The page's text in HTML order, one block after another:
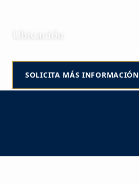
Ubicación
SOLICITA MÁS INFORMACIÓN